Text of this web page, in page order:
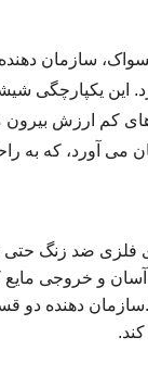
سازمان
یکپارچگی
کم ارزش بیرون
می آورد، که به
فلزی ضد زنگ
و خروجی مایع
دهنده دو